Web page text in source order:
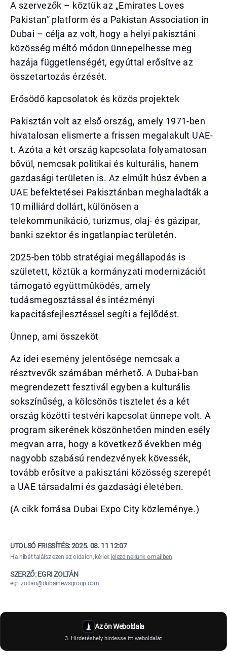
A szervezők – köztük az „Emirates Loves
Pakistan” platform és a Pakistan Association in
Dubai – célja az volt, hogy a helyi pakisztáni
közösség méltó módon ünnepelhesse meg
hazája függetlenségét, egyúttal erősítve az
összetartozás érzését.
Erősödő kapcsolatok és közös projektek
Pakisztán volt az első ország, amely 1971-ben
hivatalosan elismerte a frissen megalakult UAE-
t. Azóta a két ország kapcsolata folyamatosan
bővül, nemcsak politikai és kulturális, hanem
gazdasági területen is. Az elmúlt húsz évben a
UAE befektetései Pakisztánban meghaladták a
10 milliárd dollárt, különösen a
telekommunikáció, turizmus, olaj- és gázipar,
banki szektor és ingatlanpiac területén.
2025-ben több stratégiai megállapodás is
született, köztük a kormányzati modernizációt
támogató együttműködés, amely
tudásmegosztással és intézményi
kapacitásfejlesztéssel segíti a fejlődést.
Ünnep, ami összeköt
Az idei esemény jelentősége nemcsak a
résztvevők számában mérhető. A Dubai-ban
megrendezett fesztivál egyben a kulturális
sokszínűség, a kölcsönös tisztelet és a két
ország közötti testvéri kapcsolat ünnepe volt. A
program sikerének köszönhetően minden esély
megvan arra, hogy a következő években még
nagyobb szabású rendezvények kövessék,
tovább erősítve a pakisztáni közösség szerepét
a UAE társadalmi és gazdasági életében.
(A cikk forrása Dubai Expo City közleménye.)
UTOLSÓ FRISSÍTÉS:2025. 08. 11 12:07
Ha hibát találsz ezen az oldalon, kérlek jelezd nekünk e-mailben.
SZERZŐ: EGRI ZOLTÁN
egri.zoltan@dubainewsgroup.com
Az ön Weboldala
3. Hirdetéshely hirdesse itt weboldalát